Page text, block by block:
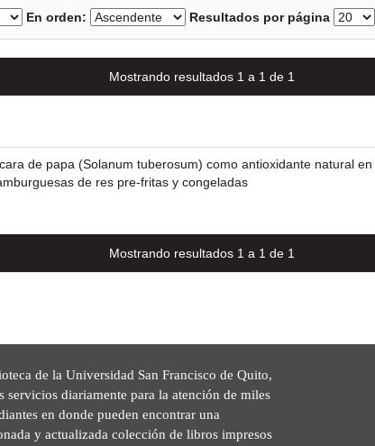
En orden: Resultados por página
Mostrando resultados 1 a 1 de 1
de papa (Solanum tuberosum) como antioxidante natural en
de res pre-fritas y congeladas
Mostrando resultados 1 a 1 de 1
de la Universidad San Francisco de Quito,
servicios diariamente para la atención de miles
en donde pueden encontrar una
y actualizada colección de libros impresos